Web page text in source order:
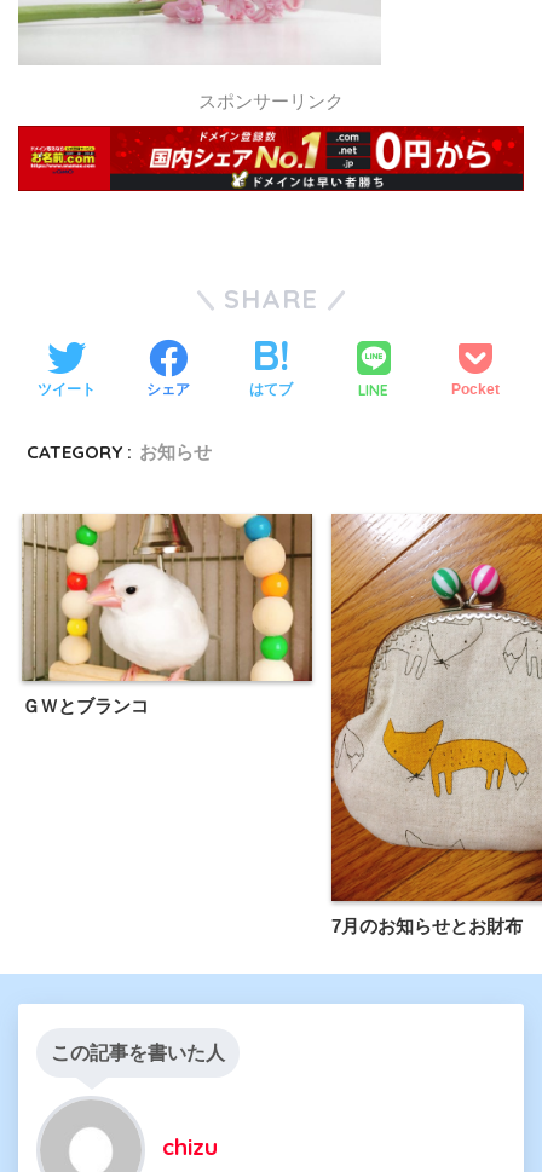
スポンサーリンク
SHARE
ツイート シェア はてブ LINE Pocket
CATEGORY : お知らせ
ＧＷとブランコ
7月のお知らせとお財布
この記事を書いた人
chizu